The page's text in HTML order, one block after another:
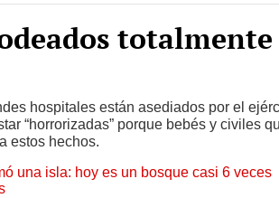
totalmente
hospitales están asediados por el
“horrorizadas” porque bebés y civiles
estos hechos.
una isla: hoy es un bosque casi 6 veces